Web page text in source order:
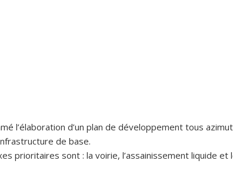
l’élaboration d’un plan de développement tous
de base.
prioritaires sont : la voirie, l’assainissement liquide